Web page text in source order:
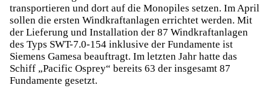
transportieren und dort auf die Monopiles setzen. Im April
sollen die ersten Windkraftanlagen errichtet werden. Mit
der Lieferung und Installation der 87 Windkraftanlagen
des Typs SWT-7.0-154 inklusive der Fundamente ist
Siemens Gamesa beauftragt. Im letzten Jahr hatte das
Schiff „Pacific Osprey“ bereits 63 der insgesamt 87
Fundamente gesetzt.